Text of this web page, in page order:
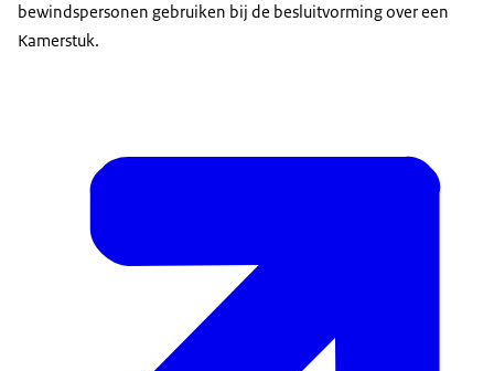
bewindspersonen gebruiken bij de besluitvorming over een
Kamerstuk.